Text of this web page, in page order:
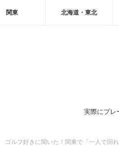
関東 北海道・東北
実際にプレ
ゴルフ好きに聞いた！関東で「一人で回